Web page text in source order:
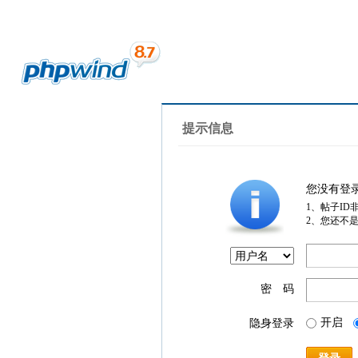
提示信息
您没有登
1、帖子ID
2、您还不
密 码
隐身登录 开启